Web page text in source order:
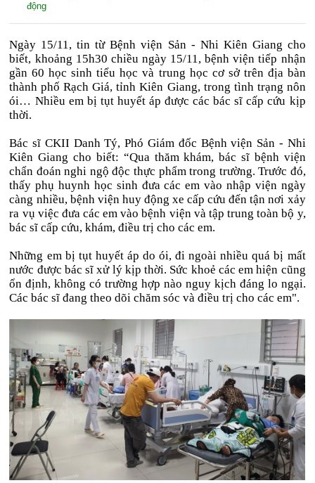
động
Ngày 15/11, tin từ Bệnh viện Sản - Nhi Kiên Giang cho
biết, khoảng 15h30 chiều ngày 15/11, bệnh viện tiếp nhận
gần 60 học sinh tiểu học và trung học cơ sở trên địa bàn
thành phố Rạch Giá, tỉnh Kiên Giang, trong tình trạng nôn
ói… Nhiều em bị tụt huyết áp được các bác sĩ cấp cứu kịp
thời.
Bác sĩ CKII Danh Tý, Phó Giám đốc Bệnh viện Sản - Nhi
Kiên Giang cho biết: “Qua thăm khám, bác sĩ bệnh viện
chẩn đoán nghi ngộ độc thực phẩm trong trường. Trước đó,
thấy phụ huynh học sinh đưa các em vào nhập viện ngày
càng nhiều, bệnh viện huy động xe cấp cứu đến tận nơi xảy
ra vụ việc đưa các em vào bệnh viện và tập trung toàn bộ y,
bác sĩ cấp cứu, khám, điều trị cho các em.
Những em bị tụt huyết áp do ói, đi ngoài nhiều quá bị mất
nước được bác sĩ xử lý kịp thời. Sức khoẻ các em hiện cũng
ổn định, không có trường hợp nào nguy kịch đáng lo ngại.
Các bác sĩ đang theo dõi chăm sóc và điều trị cho các em".